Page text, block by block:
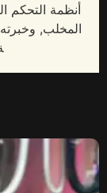
أنظمة التحكم
المخلب, وخبرته